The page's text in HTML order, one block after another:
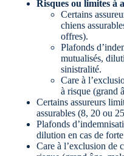
Risques ou limites à
Certains
chiens
offres).
Plafonds
mutualisés,
sinistralité.
Care à
à risque (grand
Certains assureurs
assurables (8, 20 ou
Plafonds
dilution en cas de
Care à l’exclusion de